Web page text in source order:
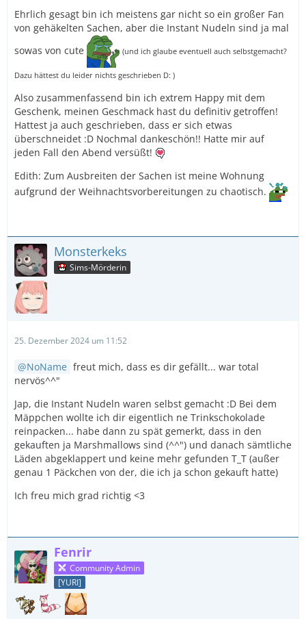
Ehrlich gesagt bin ich meistens gar nicht so ein großer Fan
von gehäkelten Sachen, aber die Instant Nudeln sind ja mal
sowas von cute
(und ich glaube eventuell auch selbstgemacht?
Dazu hättest du leider nichts geschrieben D: )
Also zusammenfassend bin ich extrem Happy mit dem
Geschenk, meinen Geschmack hast du definitiv getroffen!
Hattest ja auch geschrieben, dass er sich etwas
überschneidet :D Nochmal dankeschön!! Hatte mir auf
jeden Fall den Abend versüßt!
Edith: Zum Ausbreiten der Sachen ist meine Wohnung
aufgrund der Weihnachtsvorbereitungen zu chaotisch.
Monsterkeks
Sims-Mörderin
25. Dezember 2024 um 11:52
NoName freut mich, dass es dir gefällt... war total
nervös^^"
Jap, die Instant Nudeln waren selbst gemacht :D Bei dem
Mäppchen wollte ich dir eigentlich ne Trinkschokolade
reinpacken... habe dann zu spät gemerkt, dass in den
gekauften ja Marshmallows sind (^^") und danach sämtliche
Läden abgeklappert und keine mehr gefunden T_T (außer
genau 1 Päckchen von der, die ich ja schon gekauft hatte)
Ich freu mich grad richtig <3
Fenrir
Community Admin
[YURI]